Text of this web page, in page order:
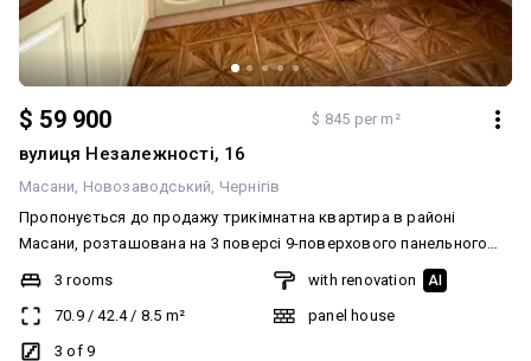
$ 59 900 $ 845 per m²
вулиця Незалежності, 16
Масани Новозаводський Чернігів
Пропонується до продажу трикімнатна квартира в районі
Масани, розташована на 3 поверсі 9-поверхового панельного
будинку. Загальна площа квартири — 71 м², житлова — 42,4 м²,
кухня — 8,5 м², санвузол роздільний, є балкон. Квартира в
хорошому житловому стані — можна одразу заїжджати та
проживати без додаткових витрат. Встановлені
3 rooms
70.9/42.4/ 8.5 m²
3 of 9
with renovation AI
panel house